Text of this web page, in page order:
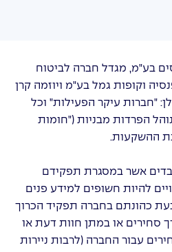
בע"מ, מגדל חברה לביטוח
וקופות גמל בע"מ ויוזמה קרן
"חברות עיקר הפעילות" וכל
הפרדות מבניות ("חומות
ההשקעות.
אשר במסגרת תפקידם
להיות חשופים למידע פנים
כהונתם בחברה תפקיד הכרוך
סחירים או במתן חוות דעת או
עבור החברה (לרבות ניירות